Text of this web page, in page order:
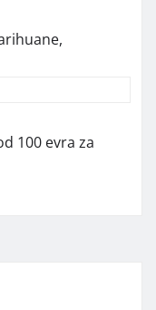
100 evra za